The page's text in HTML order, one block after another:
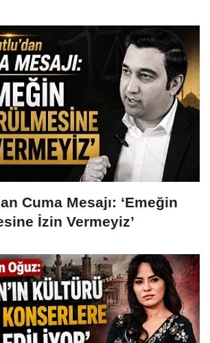
Cuma Mesajı: ‘Emeğin
İzin Vermeyiz’